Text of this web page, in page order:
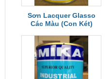
Sơn Lacquer Glasso
Các Màu (Con Két)